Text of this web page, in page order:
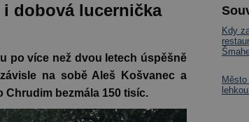
dobová lucernička
po více než dvou letech úspěšně
na sobě Aleš Košvanec a
Chrudim bezmála 150 tisíc.
Kdy